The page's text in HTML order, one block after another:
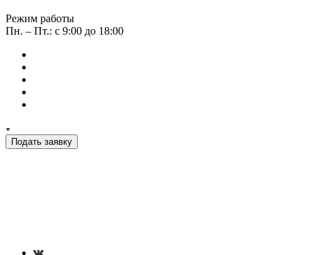
Режим работы
Пн. – Пт.: с 9:00 до 18:00
Подать заявку